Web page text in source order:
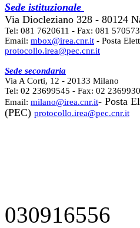
Sede istituzionale
Via Diocleziano 328 - 80124
Tel: 081 7620611 - Fax: 081
Email: mbox@irea.cnr.it - Posta
protocollo.irea@pec.cnr.it
Sede secondaria
Via A Corti, 12 - 20133 Milano
Tel: 02 23699545 - Fax: 02
Email: milano@irea.cnr.it- Posta
(PEC) protocollo.irea@pec.cnr.it
030916556